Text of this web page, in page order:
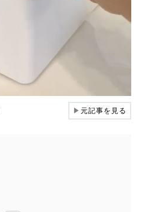
▶元記事を見る